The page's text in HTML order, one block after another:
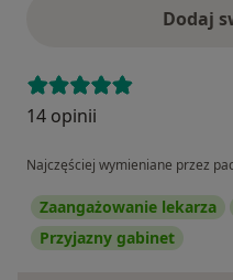
Dodaj
14 opinii
Najczęściej wymieniane przez
Zaangażowanie lekarza
Przyjazny gabinet